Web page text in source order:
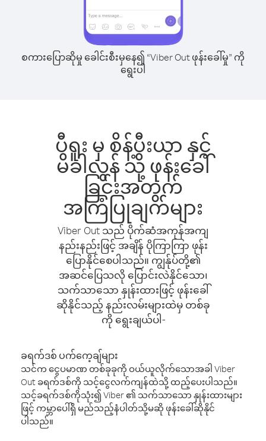
စကားပြောဆိုမှု ခေါင်းစီးမှနေ၍ “Viber Out ဖုန်းခေါ်မှု” ကို
ရွေးပါ
ပီရူး မှ စိန့်ပီးယာ နှင့်
မိခါလွန် သို့ ဖုန်းခေါ်
ခြင်းအတွက်
အကြံပြုချက်များ
Viber Out သည် ပိုက်ဆံအကုန်အကျ
နည်းနည်းဖြင့် အချိန် ပိုကြာကြာ ဖုန်း
ပြောနိုင်စေပါသည်။ ကျွန်ုပ်တို့၏
အဆင်ပြေသလို ပြောင်းလဲနိုင်သော၊
သက်သာသော နှုန်းထားဖြင့် ဖုန်းခေါ်
ဆိုနိုင်သည့် နည်းလမ်းများထဲမှ တစ်ခု
ကို ရွေးချယ်ပါ-
ခရက်ဒစ် ပက်ကေ့ချ်များ
သင်က ငွေပမာဏ တစ်ခုခုကို ဝယ်ယူလိုက်သောအခါ Viber
Out ခရက်ဒစ်ကို သင့်ငွေလက်ကျန်ထဲသို့ ထည့်ပေးပါသည်။
သင့်ခရက်ဒစ်ကိုသုံး၍ Viber ၏ သက်သာသော နှုန်းထားများ
ဖြင့် ကမ္ဘာပေါ်ရှိ မည်သည့်နံပါတ်သို့မဆို ဖုန်းခေါ်ဆိုနိုင်
ပါသည်။